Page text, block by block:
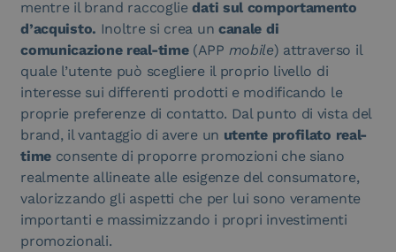
mentre il brand raccogliedati sul comportamento
d’acquisto. Inoltre si crea un canale di
comunicazione real-time(APP mobile) attraverso il
quale l’utente può scegliere il proprio livello di
interesse sui differenti prodotti e modificando le
proprie preferenze di contatto. Dal punto di vista del
brand, il vantaggio di avere un utente profilato real-
time consente di proporre promozioni che siano
realmente allineate alle esigenze del consumatore,
valorizzando gli aspetti che per lui sono veramente
importanti e massimizzando i propri investimenti
promozionali.